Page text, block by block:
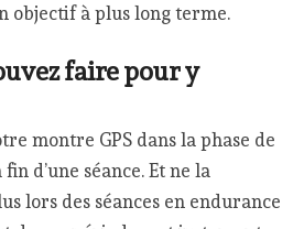
objectif à plus long terme.
faire pour y
montre GPS dans la phase de
d’une séance. Et ne la
lors des séances en endurance